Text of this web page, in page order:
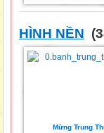
HÌNH NỀN
Mừng Trung